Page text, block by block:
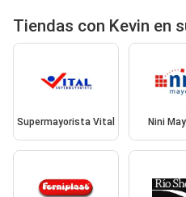
Tiendas con Kevin en
Supermayorista Vital Nini